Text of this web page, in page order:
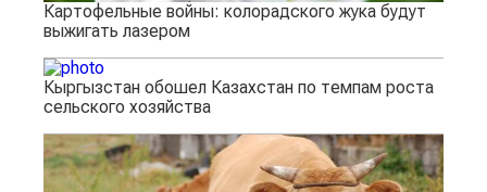
Картофельные войны: колорадского жука будут
выжигать лазером
Кыргызстан обошел Казахстан по темпам роста
сельского хозяйства